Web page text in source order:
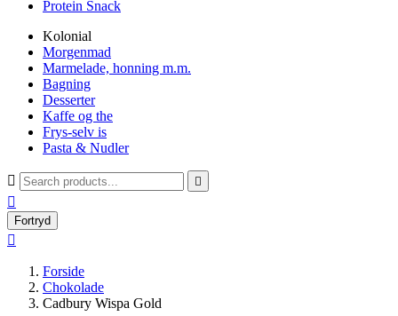
Protein Snack
Kolonial
Morgenmad
Marmelade, honning m.m.
Bagning
Desserter
Kaffe og the
Frys-selv is
Pasta & Nudler
 

Fortryd

Forside
Chokolade
Cadbury Wispa Gold